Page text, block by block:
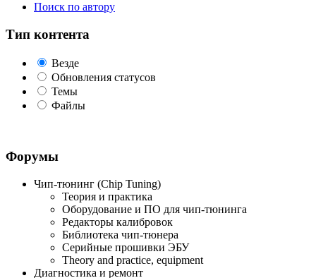
Поиск по автору
Тип контента
Везде
Обновления статусов
Темы
Файлы
Форумы
Чип-тюнинг (Chip Tuning)
Теория и практика
Оборудование и ПО для чип-тюнинга
Редакторы калибровок
Библиотека чип-тюнера
Серийные прошивки ЭБУ
Theory and practice, equipment
Диагностика и ремонт